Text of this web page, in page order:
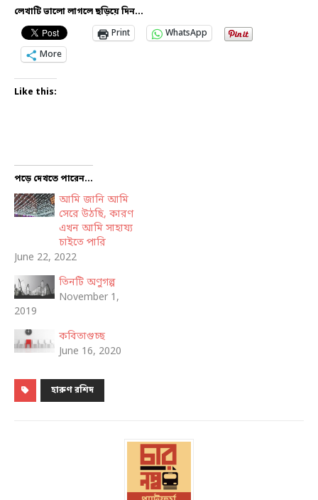
লেখাটি ভালো লাগলে ছড়িয়ে দিন...
Print
WhatsApp
More
Like this:
পড়ে দেখতে পারেন...
আমি জানি আমি
সেরে উঠছি, কারণ
এখন আমি সাহায্য
চাইতে পারি
June 22, 2022
তিনটি অণুগল্প
November 1,
2019
কবিতাগুচ্ছ
June 16, 2020
হারুণ রশিদ